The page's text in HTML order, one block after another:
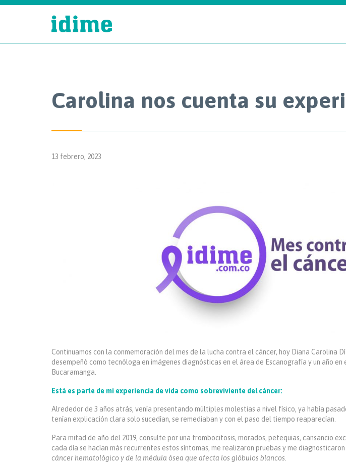
Carolina nos cuenta su
13 febrero, 2023
Continuamos con la conmemoración del mes de la lucha contra el cáncer, hoy Diana Carolina
desempeñó como tecnóloga en imágenes diagnósticas en el área de Escanografía y un año
Bucaramanga.
Está es parte de mi experiencia de vida como sobreviviente del cáncer:
Alrededor de 3 años atrás, venía presentando múltiples molestias a nivel físico, ya había
tenían explicación clara solo sucedían, se remediaban y con el paso del tiempo reaparecían.
Para mitad de año del 2019, consulte por una trombocitosis, morados, petequias, cansancio
cada día se hacían más recurrentes estos síntomas, me realizaron pruebas y me
cáncer hematológico y de la médula ósea que afecta los glóbulos blancos.